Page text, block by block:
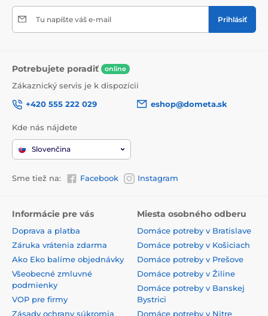
Tu napíšte váš e-mail Prihlásiť
Potrebujete poradiť online
Zákaznický servis je k dispozícii
+420 555 222 029
eshop@dometa.sk
Kde nás nájdete
Slovenčina
Sme tiež na: Facebook Instagram
Informácie pre vás
Doprava a platba
Záruka vrátenia zdarma
Ako Eko balíme objednávky
Všeobecné zmluvné
podmienky
VOP pre firmy
Zásady ochrany súkromia
Miesta osobného odberu
Domáce potreby v Bratislave
Domáce potreby v Košiciach
Domáce potreby v Prešove
Domáce potreby v Žiline
Domáce potreby v Banskej
Bystrici
Domáce potreby v Nitre